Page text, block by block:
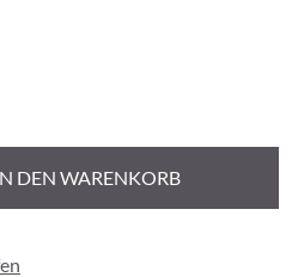
DEN WARENKORB